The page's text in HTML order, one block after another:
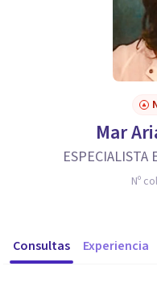
Mar
ESPECIALISTA
Nº
Consultas Experiencia